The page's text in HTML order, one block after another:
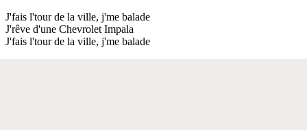
J'fais l'tour de la ville, j'me balade
J'rêve d'une Chevrolet Impala
J'fais l'tour de la ville, j'me balade